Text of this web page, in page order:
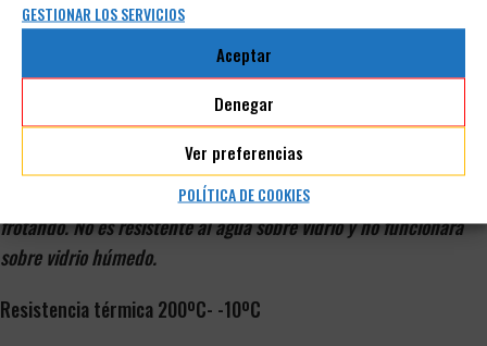
GESTIONAR LOS SERVICIOS
Aceptar
Denegar
Ver preferencias
POLÍTICA DE COOKIES
secado rápido se seca permanentemente en 5 a 7 minutos.*
Las marcas son impermeables (excepto en vidrio) y resistentes
a la decoloración. Hojas SDS certificadas no tóxicas
*Nota: las marcas se pueden quitar de la mayoría de las
superficies no porosas con disolventes a base de alcohol y
frotando. No es resistente al agua sobre vidrio y no funcionará
sobre vidrio húmedo.
Resistencia térmica 200ºC- -10ºC